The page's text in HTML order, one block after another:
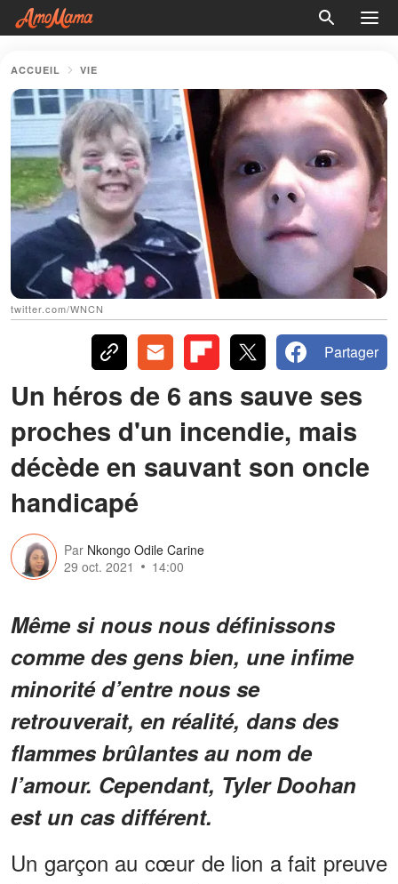
ACCUEIL VIE
twitter.com/WNCN
Partager
Un héros de 6 ans sauve ses
proches d'un incendie, mais
décède en sauvant son oncle
handicapé
Par Nkongo Odile Carine
29 oct. 2021
14:00
Même si nous nous définissons
comme des gens bien, une infime
minorité d’entre nous se
retrouverait, en réalité, dans des
flammes brûlantes au nom de
l’amour. Cependant, Tyler Doohan
est un cas différent.
Un garçon au cœur de lion a fait preuve